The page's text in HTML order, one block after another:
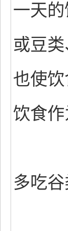
一天
或豆
也使
饮食作
多吃